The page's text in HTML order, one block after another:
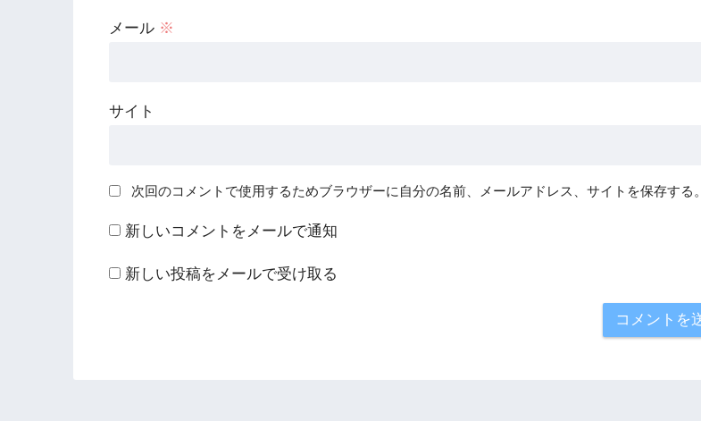
メール ※
サイト
次回のコメントで使用するためブラウザーに自分の名前、メールアドレス、サイトを保存する。
新しいコメントをメールで通知
新しい投稿をメールで受け取る